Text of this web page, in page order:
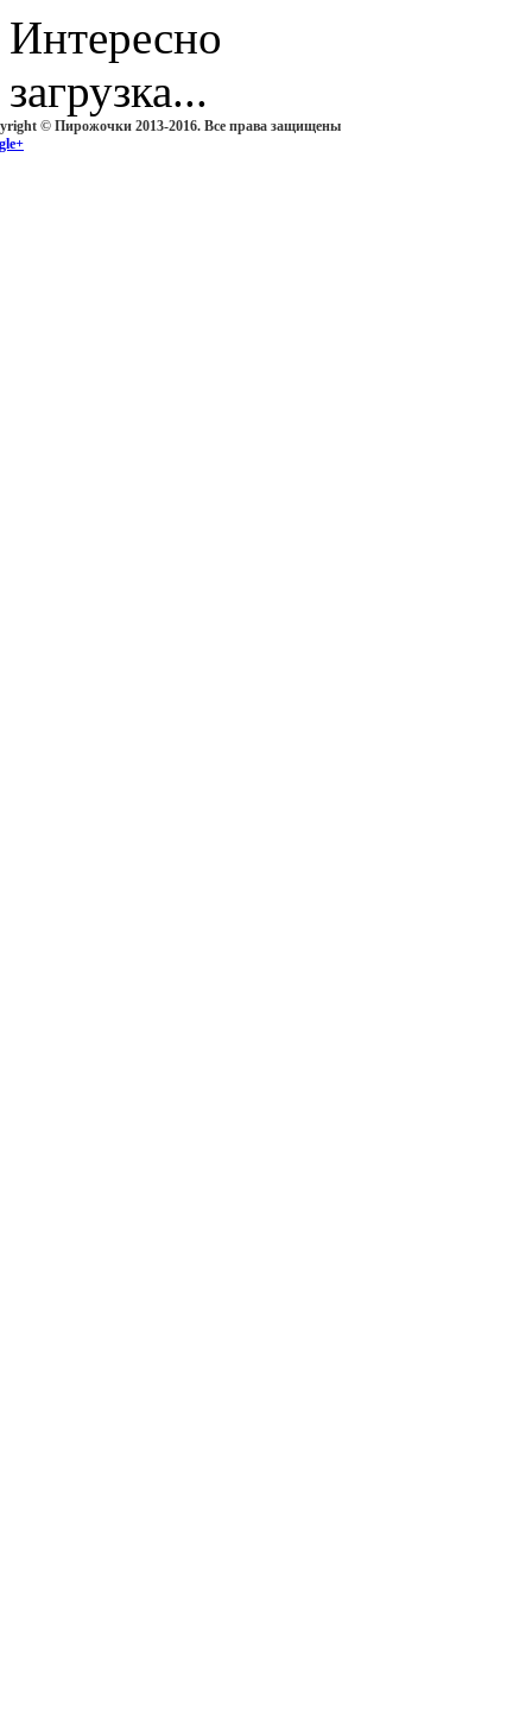
Интересно
загрузка...
© Пирожочки 2013-2016. Все права защищены